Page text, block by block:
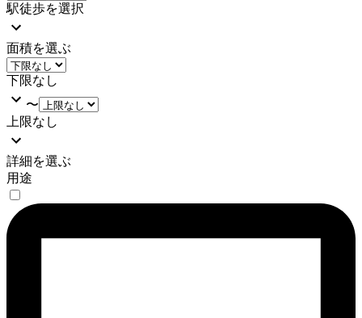
駅徒歩を選択
面積を選ぶ
下限なし
〜
上限なし
詳細を選ぶ
用途